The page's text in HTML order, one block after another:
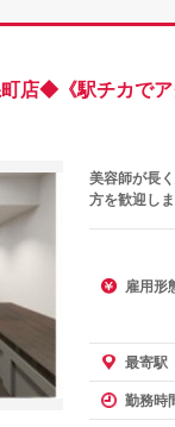
店◆《駅チカで
美容師が長
方を歓迎し
雇用形
最寄駅
勤務時